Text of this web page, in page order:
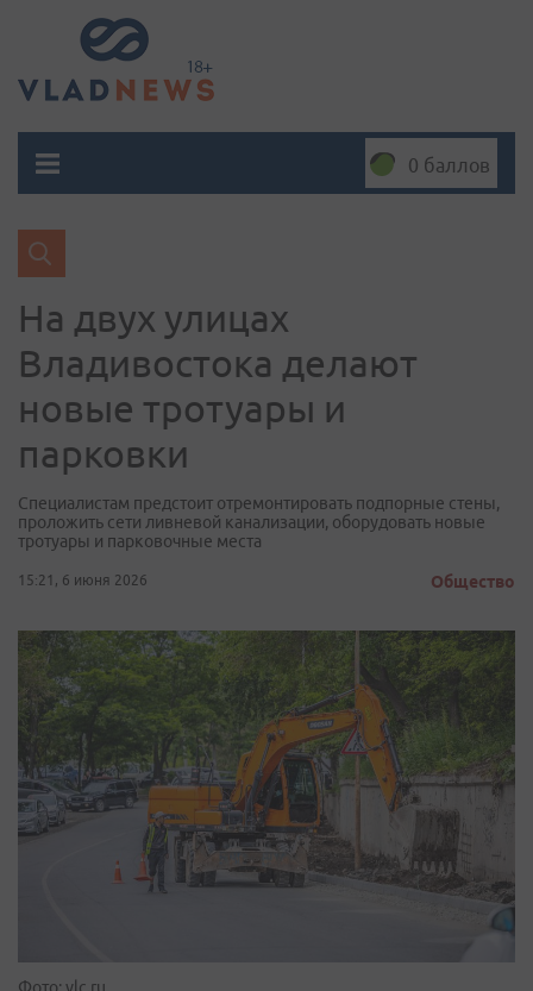
0 баллов
На двух улицах
Владивостока делают
новые тротуары и
парковки
Специалистам предстоит отремонтировать подпорные стены,
проложить сети ливневой канализации, оборудовать новые
тротуары и парковочные места
15:21, 6 июня 2026 Общество
Фото: vlc.ru